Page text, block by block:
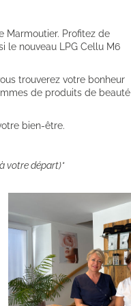
Marmoutier. Profitez de
le nouveau LPG Cellu M6
trouverez votre bonheur
de produits de beauté
bien-être.
votre départ)*